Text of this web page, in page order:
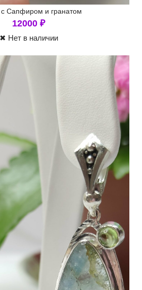
с Сапфиром и гранатом
12000 ₽
✖ Нет в наличии